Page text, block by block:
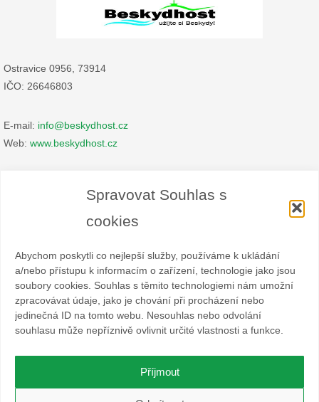
Spravovat Souhlas s
cookies
Abychom poskytli co nejlepší služby, používáme k ukládání
a/nebo přístupu k informacím o zařízení, technologie jako jsou
soubory cookies. Souhlas s těmito technologiemi nám umožní
zpracovávat údaje, jako je chování při procházení nebo
jedinečná ID na tomto webu. Nesouhlas nebo odvolání
souhlasu může nepříznivě ovlivnit určité vlastnosti a funkce.
Příjmout
Ostravice 0956, 73914
IČO: 26646803
E-mail: info@beskydhost.cz
Web: www.beskydhost.cz
Spolek BESKYDHOST je dobrovolný svazek fyzických a
právnických osob podnikajících v hostinské živnosti
a příbuzných oborech v oblasti cestovního ruchu. Místem
nad Ostravicí.
O WordPress se stará